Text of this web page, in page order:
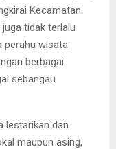
Kecamatan
tidak terlalu
perahu wisata
berbagai
sebangau
lestarikan dan
maupun asing,